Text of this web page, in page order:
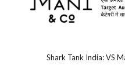
Shark Tank India: VS